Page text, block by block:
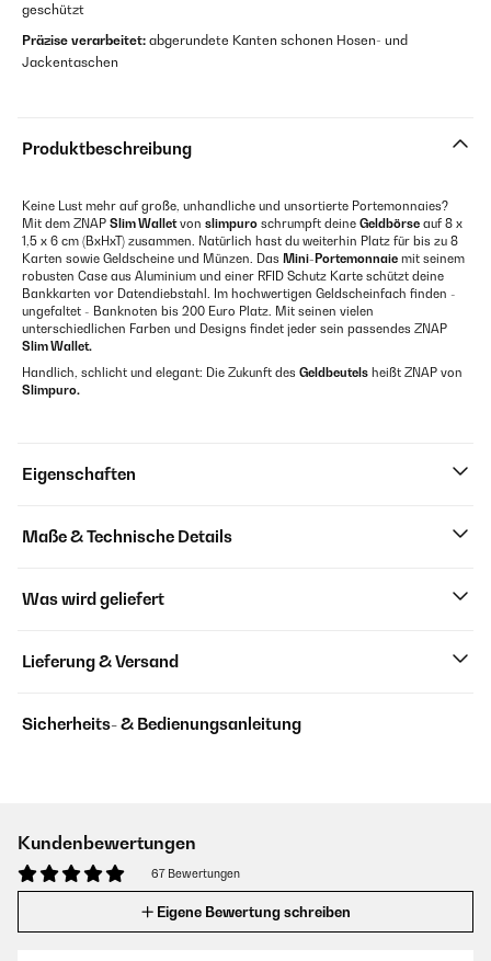
geschützt
Präzise verarbeitet: abgerundete Kanten schonen Hosen- und
Jackentaschen
Produktbeschreibung
Keine Lust mehr auf große, unhandliche und unsortierte Portemonnaies?
Mit dem ZNAP Slim Walletvon slimpuro schrumpft deine Geldbörse auf 8 x
1,5 x 6 cm (BxHxT) zusammen. Natürlich hast du weiterhin Platz für bis zu 8
Karten sowie Geldscheine und Münzen. Das Mini-Portemonnaie mit seinem
robusten Case aus Aluminium und einer RFID Schutz Karte schützt deine
Bankkarten vor Datendiebstahl. Im hochwertigen Geldscheinfach finden -
ungefaltet - Banknoten bis 200 Euro Platz. Mit seinen vielen
unterschiedlichen Farben und Designs findet jeder sein passendes ZNAP
Slim Wallet.
Handlich, schlicht und elegant: Die Zukunft des Geldbeutels heißt ZNAP von
Slimpuro.
Eigenschaften
Maße & Technische Details
Was wird geliefert
Lieferung & Versand
Sicherheits- & Bedienungsanleitung
Kundenbewertungen
67 Bewertungen
Eigene Bewertung schreiben